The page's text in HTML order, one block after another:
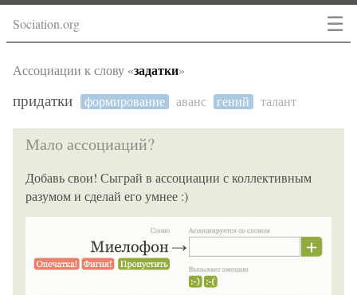
☰
Sociation.org
Ассоциации к слову «задатки»
придатки формирование аванс гений талант
Мало ассоциаций?
Добавь свои! Сыграй в ассоциации с коллективным
разумом и сделай его умнее :)